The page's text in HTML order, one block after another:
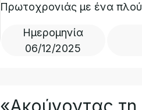
Πρωτοχρονιάς με ένα
Ημερομηνία
06/12/2025